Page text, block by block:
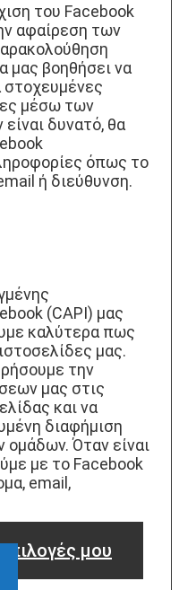
του Facebook
αφαίρεση των
μας βοηθήσει να
στοχευμένες
μέσω των
δυνατό, θα
όπως το
ή διεύθυνση.
(CAPI) μας
καλύτερα πως
μας.
την
μας στις
και να
διαφήμιση
Όταν είναι
με το Facebook
email,
μου